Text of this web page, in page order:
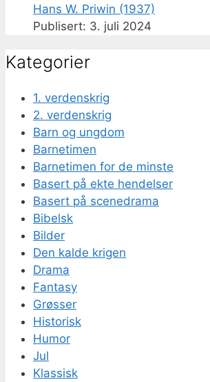
Hans W. Priwin (1937)
3. juli 2024
Kategorier
1. verdenskrig
2. verdenskrig
Barn og ungdom
Barnetimen
Barnetimen for de minste
Basert på ekte hendelser
Basert på scenedrama
Bibelsk
Bilder
Den kalde krigen
Drama
Fantasy
Grøsser
Historisk
Humor
Jul
Klassisk